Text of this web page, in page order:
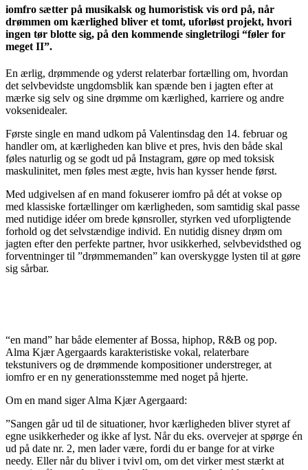
iomfro sætter på musikalsk og humoristisk vis ord på, når
drømmen om kærlighed bliver et tomt, uforløst projekt, hvori
ingen tør blotte sig, på den kommende singletrilogi “føler for
meget II”.
En ærlig, drømmende og yderst relaterbar fortælling om, hvordan
det selvbevidste ungdomsblik kan spænde ben i jagten efter at
mærke sig selv og sine drømme om kærlighed, karriere og andre
voksenidealer.
Første single en mand udkom på Valentinsdag den 14. februar og
handler om, at kærligheden kan blive et pres, hvis den både skal
føles naturlig og se godt ud på Instagram, gøre op med toksisk
maskulinitet, men føles mest ægte, hvis han kysser hende først.
Med udgivelsen af en mand fokuserer iomfro på dét at vokse op
med klassiske fortællinger om kærligheden, som samtidig skal passe
med nutidige idéer om brede kønsroller, styrken ved uforpligtende
forhold og det selvstændige individ. En nutidig disney drøm om
jagten efter den perfekte partner, hvor usikkerhed, selvbevidsthed og
forventninger til ”drømmemanden” kan overskygge lysten til at gøre
sig sårbar.
“en mand” har både elementer af Bossa, hiphop, R&B og pop.
Alma Kjær Agergaards karakteristiske vokal, relaterbare
tekstunivers og de drømmende kompositioner understreger, at
iomfro er en ny generationsstemme med noget på hjerte.
Om en mand siger Alma Kjær Agergaard:
”Sangen går ud til de situationer, hvor kærligheden bliver styret af
egne usikkerheder og ikke af lyst. Når du eks. overvejer at spørge én
ud på date nr. 2, men lader være, fordi du er bange for at virke
needy. Eller når du bliver i tvivl om, om det virker mest stærkt at